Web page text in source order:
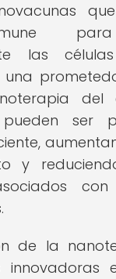
las
una
del
ser
y
de la